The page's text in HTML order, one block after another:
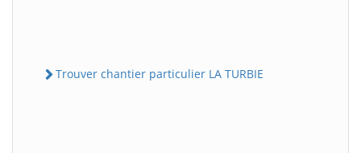
Trouver chantier particulier LA TURBIE